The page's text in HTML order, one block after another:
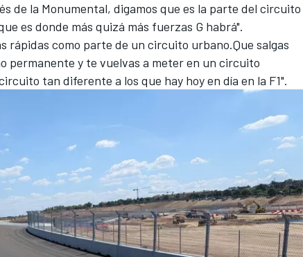
de la Monumental, digamos que es la parte del circuito
es donde más quizá más fuerzas G habrá".
rápidas como parte de un circuito urbano.Que salgas
permanente y te vuelvas a meter en un circuito
tan diferente a los que hay hoy en día en la F1".